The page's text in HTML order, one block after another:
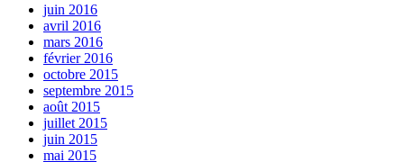
juin 2016
avril 2016
mars 2016
février 2016
octobre 2015
septembre 2015
août 2015
juillet 2015
juin 2015
mai 2015